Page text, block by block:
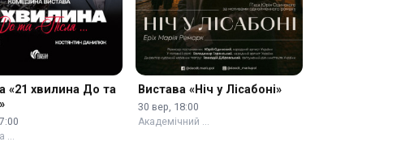
«21 хвилина До та
…
Вистава «Ніч у Лісабоні»
30 вер, 18:00
Академічний …